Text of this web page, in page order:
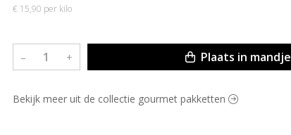
€ 15,90 per kilo
– + Plaats in mandje
Bekijk meer uit de collectie gourmet pakketten